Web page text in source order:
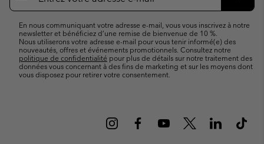
e-
En nous communiquant votre adresse e-mail, vous vous inscrivez à notre
newsletter et bénéficiez d’une remise de bienvenue de 10 %.
Nous utiliserons votre adresse e-mail pour vous tenir informé(e) des
nouveautés, offres et événements promotionnels. Consultez notre
politique de confidentialité pour plus de détails sur notre traitement des
données vous concernant à des fins de marketing et sur les moyens dont
vous disposez pour retirer votre consentement.